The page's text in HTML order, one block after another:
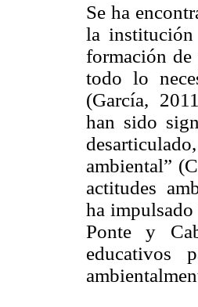
Se ha
la institución
formación de
todo lo
(García,
han sido
ambiental”
actitudes
ha
Ponte y
educativos